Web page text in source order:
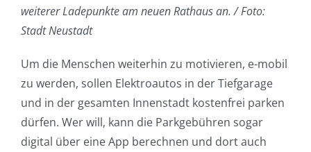
weiterer Ladepunkte am neuen Rathaus an. / Foto:
Stadt Neustadt
Um die Menschen weiterhin zu motivieren, e-mobil
zu werden, sollen Elektroautos in der Tiefgarage
und in der gesamten Innenstadt kostenfrei parken
dürfen. Wer will, kann die Parkgebühren sogar
digital über eine App berechnen und dort auch